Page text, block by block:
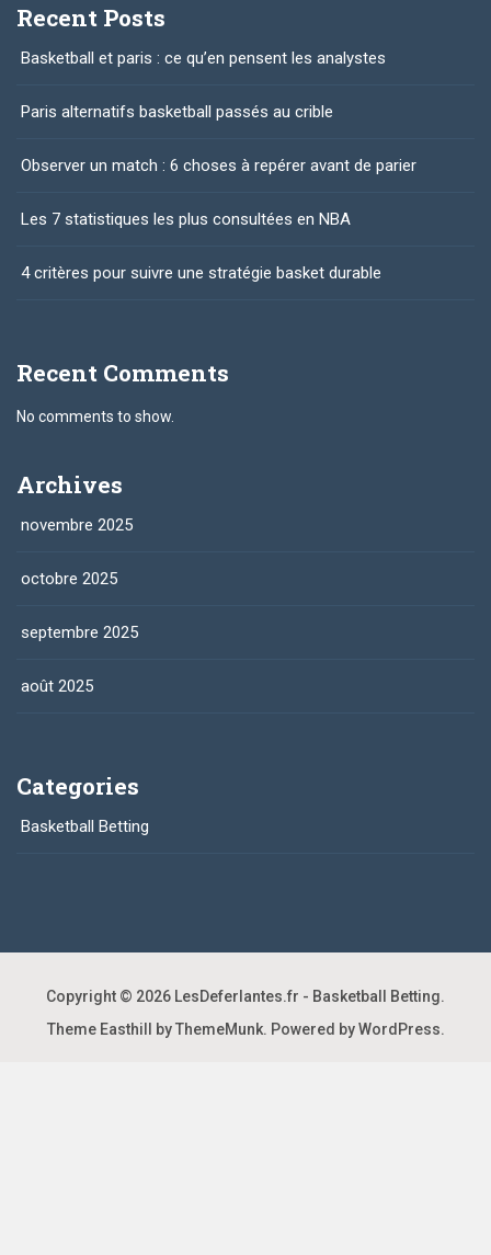
Recent Posts
Basketball et paris : ce qu’en pensent les analystes
Paris alternatifs basketball passés au crible
Observer un match : 6 choses à repérer avant de parier
Les 7 statistiques les plus consultées en NBA
4 critères pour suivre une stratégie basket durable
Recent Comments
No comments to show.
Archives
novembre 2025
octobre 2025
septembre 2025
août 2025
Categories
Basketball Betting
Copyright © 2026 LesDeferlantes.fr - Basketball Betting.
Theme Easthill by ThemeMunk. Powered byWordPress.